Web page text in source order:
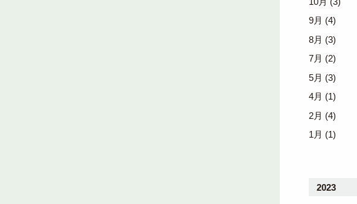
9月 (4)
8月 (3)
7月 (2)
5月 (3)
4月 (1)
2月 (4)
1月 (1)
2023